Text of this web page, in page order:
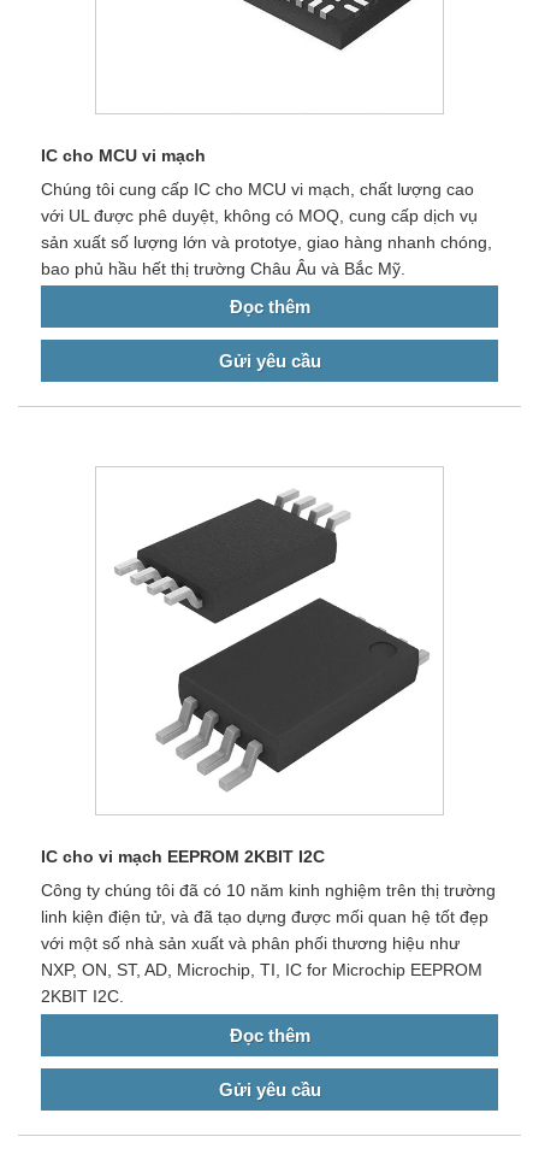
IC cho MCU vi mạch
Chúng tôi cung cấp IC cho MCU vi mạch, chất lượng cao
với UL được phê duyệt, không có MOQ, cung cấp dịch vụ
sản xuất số lượng lớn và prototye, giao hàng nhanh chóng,
bao phủ hầu hết thị trường Châu Âu và Bắc Mỹ.
Đọc thêm
Gửi yêu cầu
IC cho vi mạch EEPROM 2KBIT I2C
Công ty chúng tôi đã có 10 năm kinh nghiệm trên thị trường
linh kiện điện tử, và đã tạo dựng được mối quan hệ tốt đẹp
với một số nhà sản xuất và phân phối thương hiệu như
NXP, ON, ST, AD, Microchip, TI, IC for Microchip EEPROM
2KBIT I2C.
Đọc thêm
Gửi yêu cầu